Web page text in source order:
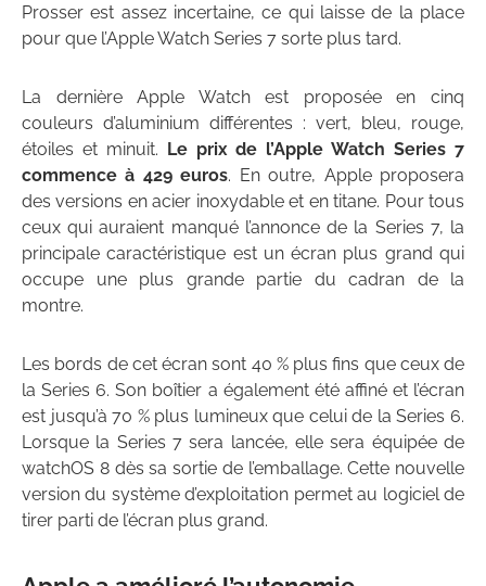
Prosser est assez incertaine, ce qui laisse de la place
pour que l’Apple Watch Series 7 sorte plus tard.
La dernière Apple Watch est proposée en cinq
couleurs d’aluminium différentes : vert, bleu, rouge,
étoiles et minuit. Le prix de l’Apple Watch Series 7
commence à 429 euros. En outre, Apple proposera
des versions en acier inoxydable et en titane. Pour tous
ceux qui auraient manqué l’annonce de la Series 7, la
principale caractéristique est un écran plus grand qui
occupe une plus grande partie du cadran de la
montre.
Les bords de cet écran sont 40 % plus fins que ceux de
la Series 6. Son boîtier a également été affiné et l’écran
est jusqu’à 70 % plus lumineux que celui de la Series 6.
Lorsque la Series 7 sera lancée, elle sera équipée de
watchOS 8 dès sa sortie de l’emballage. Cette nouvelle
version du système d’exploitation permet au logiciel de
tirer parti de l’écran plus grand.